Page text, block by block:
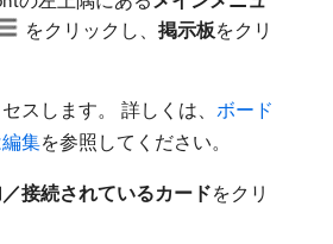
をクリックし、 掲示板​をクリ
スします。 詳しくは、 ボード
集を参照してください。
接続されているカード​をクリ